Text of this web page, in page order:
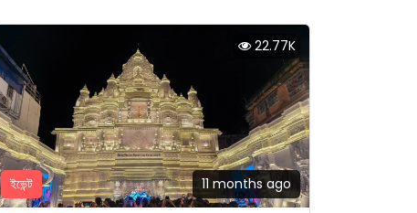
22.77K
ইভেন্ট 11 months ago